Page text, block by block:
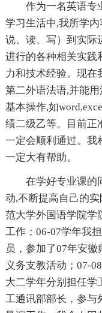
作为一名英语专
学习生活中,我所学内
说、读、写）到实际
进行的各种相关实践
力和技术经验。现在
第二外语法语,并能
基本操作,如
绩二级乙等。目前正
一定会顺利通过。我
一定大有帮助。
在学好专业课的
动,不断提高自己的
范大学外国语学院学
工作；06-07学年我
员，参加了07年安
义务支教活动；07-
大二学年分别担任学
工通讯部部长，参与